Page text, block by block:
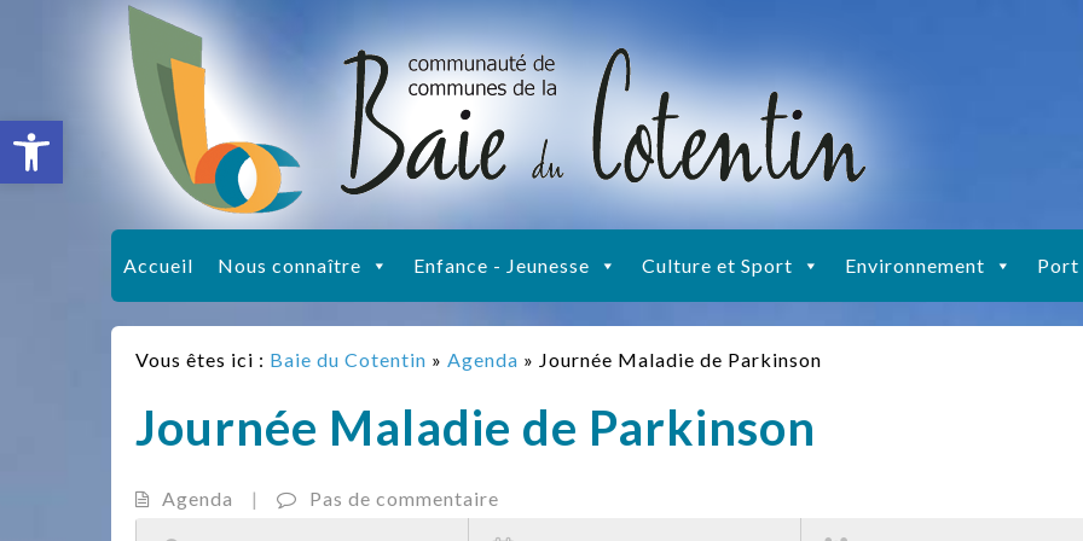
Ouvrir la barre d’outils
Accueil Nous connaître Enfance - Jeunesse Culture et Sport Environnement Port
Vous êtes ici : Baie du Cotentin » Agenda » Journée Maladie de Parkinson
Journée Maladie de Parkinson
Agenda | Pas de commentaire